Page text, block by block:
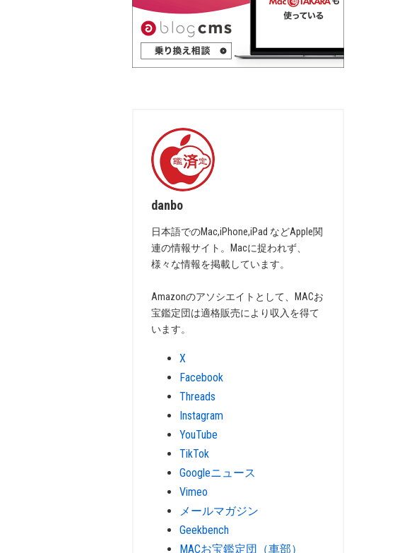
danbo
日本語でのMac,iPhone,iPad などApple関
連の情報サイト。Macに捉われず、
様々な情報を掲載しています。
Amazonのアソシエイトとして、MACお
宝鑑定団は適格販売により収入を得て
います。
X
Facebook
Threads
Instagram
YouTube
TikTok
Googleニュース
Vimeo
メールマガジン
Geekbench
MACお宝鑑定団（車部）